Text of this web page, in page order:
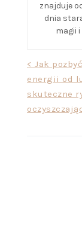
znajduje
dnia
magii
Nawigacja
wpisu
< Jak
energii od
skuteczne